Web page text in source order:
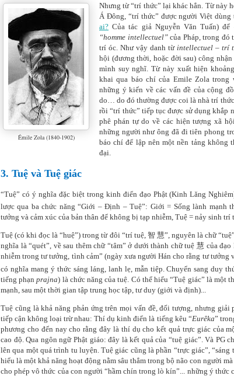
Émile Zola (1840-1902)
Nhưng từ “trí thức” lại khác hẳn. Từ này
Á Đông, “trí thức” được người Việt
ai? Của tác giả Nguyễn Văn Tuấn) để
“homme intellectuel”của Pháp, trong đó
trí óc. Như vậy danh từ intellectuel – trí
hội (đương thời, hoặc đời sau) công
mình suy nghĩ. Từ này xuất hiện
khai qua báo chí của Emile Zola
những ý kiến về các vấn đề của cộng
do… do đó thường được coi là nhà trí
rồi “trí thức” tiếp tục được sử dụng khắp
phê phán tự do về các hiện tượng xã
những người như ông đã đi tiên phong
báo chí để lập nên một nền tảng không
đại.
3. Tuệ và Tuệ giác
“Tuệ” có ý nghĩa đặc biệt trong kinh điển đạo Phật (Kinh Lăng
lược qua ba chức năng “Giới – Định – Tuệ”: Giới = Sống lành mạnh
tưởng và cảm xúc của bản thân để không bị tạp nhiễm, Tuệ = nảy sinh trí
Tuệ (có khi đọc là “huệ”) trong từ đôi “trí tuệ, 智 慧”, nguyên là chữ
nghĩa là “quét”, về sau thêm chữ “tâm” ở dưới thành chữ tuệ 慧 của
nhiễm trong tư tưởng, tình cảm” (ngày xưa người Hán cho rằng tư tưởng
có nghĩa mang ý thức sáng láng, lanh lẹ, mẫn tiệp. Chuyển sang duy
tiếng phạnprajna) là chức năng của tuệ. Có thể hiểu “Tuệ giác” là một
mạnh, sau một thời gian tập trung học tập, tư duy (giới và định)...
Tuệ cũng là khả năng phản ứng trên mọi vấn đề, đối tượng, nhưng giải
tiếp cận không loại trừ nhau: Thí dụ kinh điển là tiếng kêu “Eurêka”
phương cho đến nay cho rằng đây là thí dụ cho kết quả trực giác của
cao độ. Qua ngôn ngữ Phật giáo: đây là kết quả của “tuệ giác”. Và PG
lên qua một quá trình tu luyện. Tuệ giác cũng là phần “trực giác”,
hiểu là một khả năng hoạt động nằm sâu thẳm trong bộ não con người
cho phép vô thức của con người “hầm chín trong lò kín”... những ý